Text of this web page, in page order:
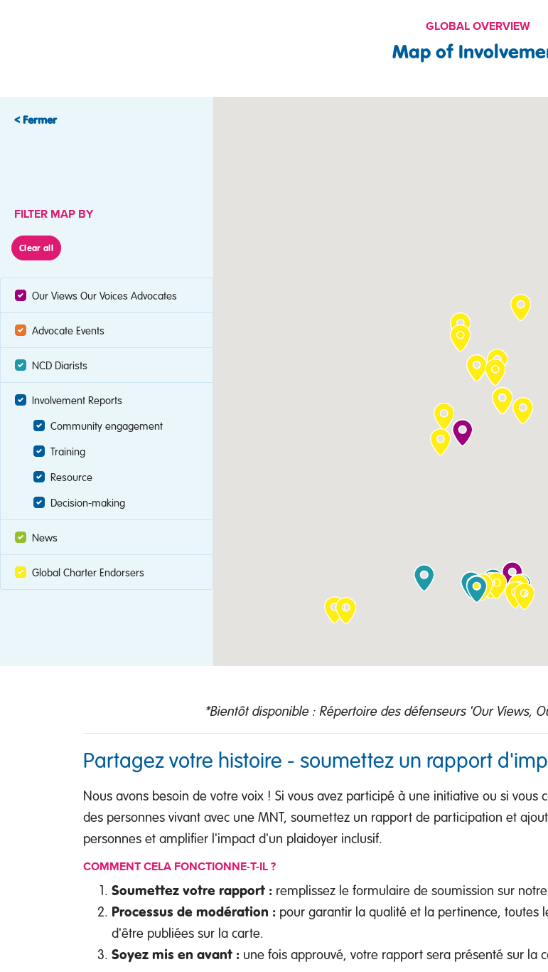
GLOBAL OVERVIEW
Map of
< Fermer
FILTER MAP BY
Clear all
Our Views Our Voices Advocates
Advocate Events
NCD Diarists
Involvement Reports
Community engagement
Training
Resource
Decision-making
News
Global Charter Endorsers
*Bientôt disponible : Répertoire des défenseurs 'Our Views,
Partagez votre histoire - soumettez un rapport
Nous avons besoin de votre voix ! Si vous avez participé à une initiative ou si
des personnes vivant avec une MNT, soumettez un rapport de participation et
personnes et amplifier l'impact d'un plaidoyer inclusif.
COMMENT CELA FONCTIONNE-T-IL ?
Soumettez votre rapport : remplissez le formulaire de soumission sur
Processus de modération : pour garantir la qualité et la pertinence, toutes
d'être publiées sur la carte.
Soyez mis en avant : une fois approuvé, votre rapport sera présenté sur la